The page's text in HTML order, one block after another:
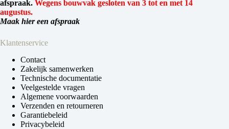
afspraak. Wegens bouwvak gesloten van 3 tot en met 14
augustus.
Maak hier een afspraak
Klantenservice
Contact
Zakelijk samenwerken
Technische documentatie
Veelgestelde vragen
Algemene voorwaarden
Verzenden en retourneren
Garantiebeleid
Privacybeleid